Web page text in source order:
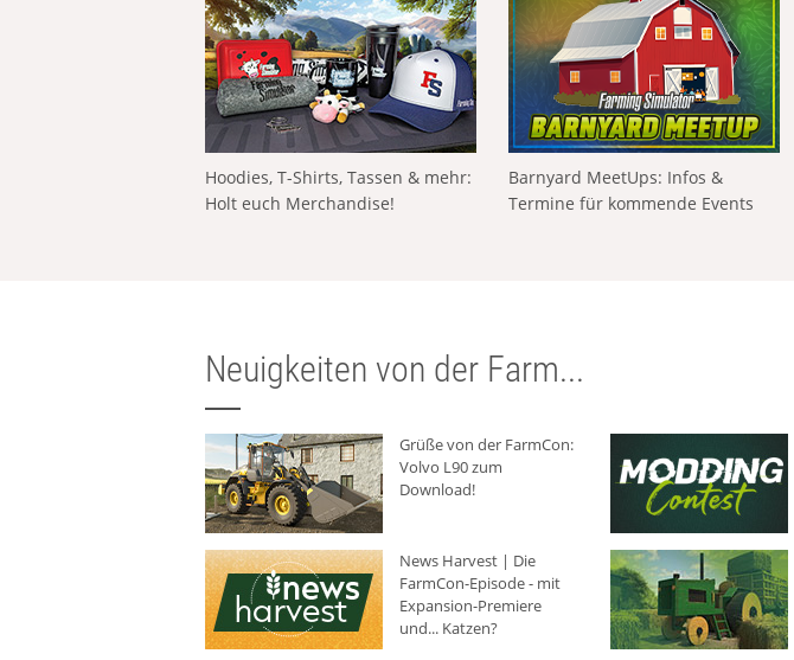
Hoodies, T-Shirts, Tassen & mehr:
Holt euch Merchandise!
Barnyard MeetUps: Infos &
Termine für kommende Events
Neuigkeiten von der Farm...
Grüße von der FarmCon:
Volvo L90 zum
Download!
News Harvest | Die
FarmCon-Episode - mit
Expansion-Premiere
und... Katzen?